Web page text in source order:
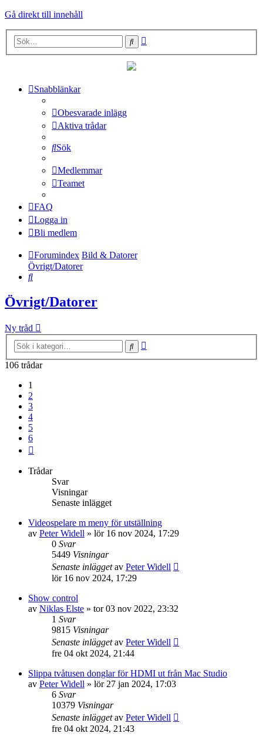
Gå direkt till innehåll
Sök
Snabblänkar
Obesvarade inlägg
Aktiva trådar
Sök
Medlemmar
Teamet
FAQ
Logga in
Bli medlem
Forumindex Bild & Datorer
Övrigt/Datorer
Sök
Övrigt/Datorer
Ny tråd
Sök
106 trådar
1
2
3
4
5
6
Trådar
Svar
Visningar
Senaste inlägget
Videospelare m meny för utställning
av Peter Widell » lör 16 nov 2024, 17:29
0 Svar
5449 Visningar
Senaste inläggetav Peter Widell
lör 16 nov 2024, 17:29
Show control
av Niklas Elste » tor 03 nov 2022, 23:32
1 Svar
9815 Visningar
Senaste inläggetav Peter Widell
fre 04 okt 2024, 21:44
Slippa tvåtusen donglar för HDMI ut från Mac Studio
av Peter Widell » lör 27 jan 2024, 17:03
6 Svar
10379 Visningar
Senaste inläggetav Peter Widell
fre 04 okt 2024, 21:43